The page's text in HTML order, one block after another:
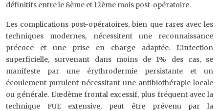
définitifs entre le 8ème et 12ème mois post-opératoire.
Les complications post-opératoires, bien que rares avec les
techniques modernes, nécessitent une reconnaissance
précoce et une prise en charge adaptée. L’infection
superficielle, survenant dans moins de 1% des cas, se
manifeste par une érythrodermie persistante et un
écoulement purulent nécessitant une antibiothérapie locale
ou générale. L’œdème frontal excessif, plus fréquent avec la
technique FUE extensive, peut être prévenu par la